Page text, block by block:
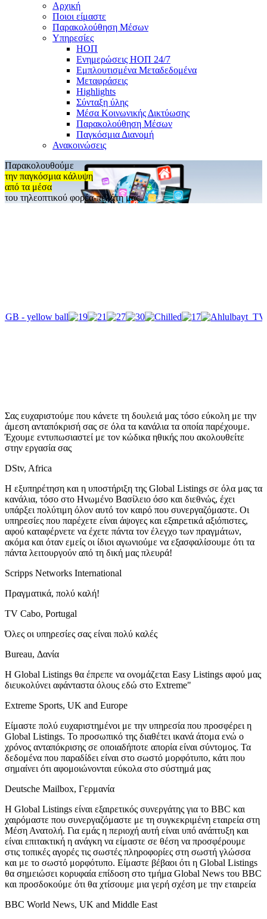
Αρχική
Ποιοι είμαστε
Παρακολούθηση Μέσων
Υπηρεσίες
ΗΟΠ
Ενημερώσεις ΗΟΠ 24/7
Εμπλουτισμένα Μεταδεδομένα
Μεταφράσεις
Highlights
Σύνταξη ύλης
Μέσα Κοινωνικής Δικτύωσης
Παρακολούθηση Μέσων
Παγκόσμια Διανομή
Ανακοινώσεις
Παρακολουθούμε
την παγκόσμια κάλυψη
από τα μέσα
του τηλεοπτικού φορέα-πελάτη μας
Σας ευχαριστούμε που κάνετε τη δουλειά μας τόσο εύκολη με την
άμεση ανταπόκρισή σας σε όλα τα κανάλια τα οποία παρέχουμε.
Έχουμε εντυπωσιαστεί με τον κώδικα ηθικής που ακολουθείτε
στην εργασία σας
DStv, Africa
Η εξυπηρέτηση και η υποστήριξη της Global Listings σε όλα μας τα
κανάλια, τόσο στο Ηνωμένο Βασίλειο όσο και διεθνώς, έχει
υπάρξει πολύτιμη όλον αυτό τον καιρό που συνεργαζόμαστε. Οι
υπηρεσίες που παρέχετε είναι άψογες και εξαιρετικά αξιόπιστες,
αφού καταφέρνετε να έχετε πάντα τον έλεγχο των πραγμάτων,
ακόμα και όταν εμείς οι ίδιοι αγωνιούμε να εξασφαλίσουμε ότι τα
πάντα λειτουργούν από τη δική μας πλευρά!
Scripps Networks International
Πραγματικά, πολύ καλή!
TV Cabo, Portugal
Όλες οι υπηρεσίες σας είναι πολύ καλές
Bureau, Δανία
Η Global Listings θα έπρεπε να ονομάζεται Easy Listings αφού μας
διευκολύνει αφάνταστα όλους εδώ στο Extreme"
Extreme Sports, UK and Europe
Είμαστε πολύ ευχαριστημένοι με την υπηρεσία που προσφέρει η
Global Listings. Το προσωπικό της διαθέτει ικανά άτομα ενώ ο
χρόνος ανταπόκρισης σε οποιαδήποτε απορία είναι σύντομος. Τα
δεδομένα που παραδίδει είναι στο σωστό μορφότυπο, κάτι που
σημαίνει ότι αφομοιώνονται εύκολα στο σύστημά μας
Deutsche Mailbox, Γερμανία
Η Global Listings είναι εξαιρετικός συνεργάτης για το BBC και
χαιρόμαστε που συνεργαζόμαστε με τη συγκεκριμένη εταιρεία στη
Μέση Ανατολή. Για εμάς η περιοχή αυτή είναι υπό ανάπτυξη και
είναι επιτακτική η ανάγκη να είμαστε σε θέση να προσφέρουμε
στις τοπικές αγορές τις σωστές πληροφορίες στη σωστή γλώσσα
και με το σωστό μορφότυπο. Είμαστε βέβαοι ότι η Global Listings
θα σημειώσει κορυφαία επίδοση στο τμήμα Global News του BBC
και προσδοκούμε ότι θα χτίσουμε μια γερή σχέση με την εταιρεία
BBC World News, UK and Middle East